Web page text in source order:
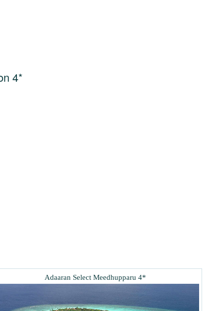
4*
Adaaran Select Meedhupparu 4*